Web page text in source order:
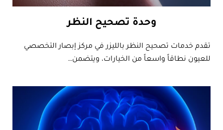
وحدة تصحيح النظر
تقدم خدمات تصحيح النظر بالليزر في مركز إبصار التخصصي
للعيون نطاقاً واسعاً من الخيارات، ويتضمن…